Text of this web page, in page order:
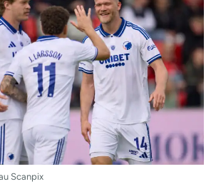
Scanpix